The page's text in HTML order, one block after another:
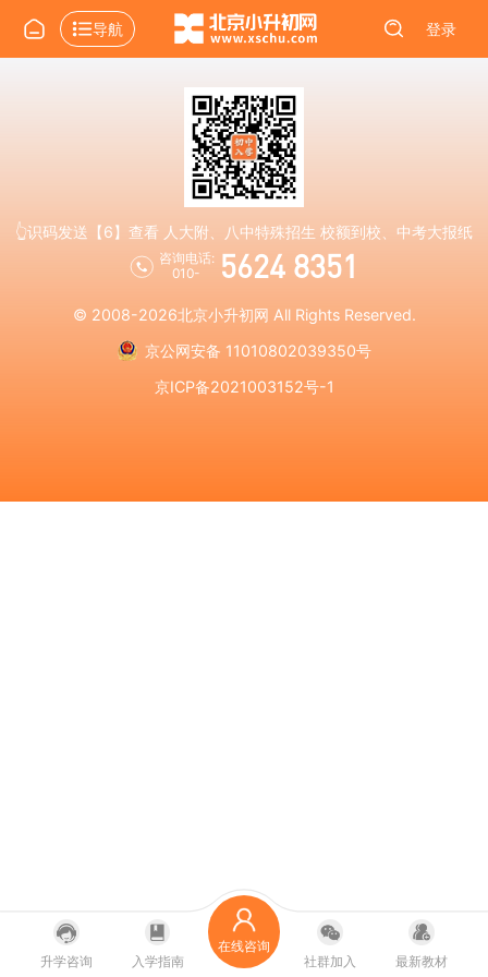
导航 登录
👆识码发送【6】查看 人大附、八中特殊招生 校额到校、中考大报纸
咨询电话:
010-
5624 8351
© 2008-2026北京小升初网 All Rights Reserved.
京公网安备 11010802039350号
京ICP备2021003152号-1
升学咨询 入学指南
在线咨询
社群加入
最新教材